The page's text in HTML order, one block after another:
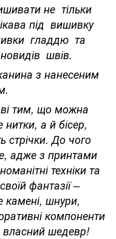
не тільки
під вишивку
гладдю та
швів.
з нанесеним
тим, що можна
а й бісер,
стрічки. До чого
адже з принтами
техніки та
фантазії –
камені, шнури,
компоненти
власний шедевр!